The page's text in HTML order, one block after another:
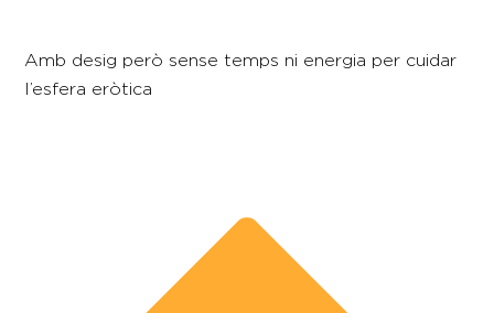
Amb desig però sense temps ni energia per cuidar
l’esfera eròtica